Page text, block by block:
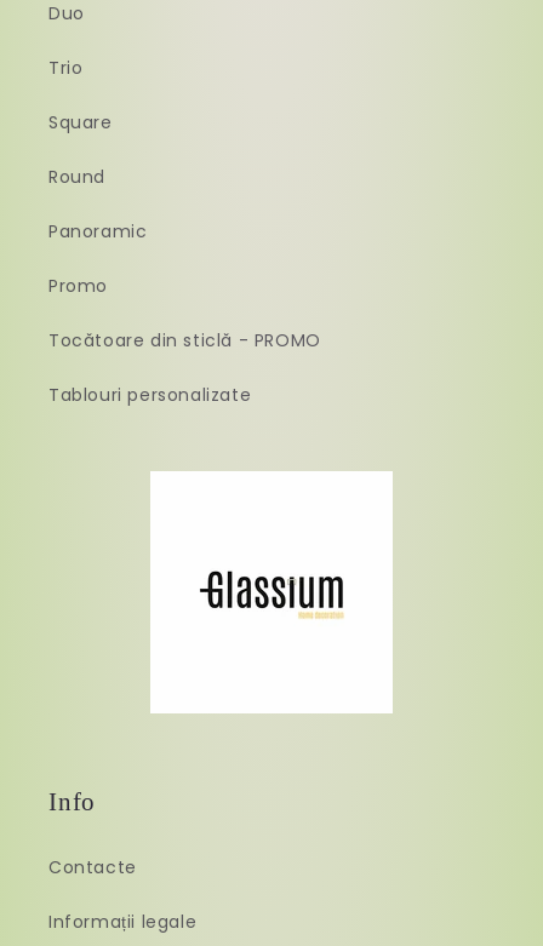
Duo
Trio
Square
Round
Panoramic
Promo
Tocătoare din sticlă - PROMO
Tablouri personalizate
Info
Contacte
Informații legale